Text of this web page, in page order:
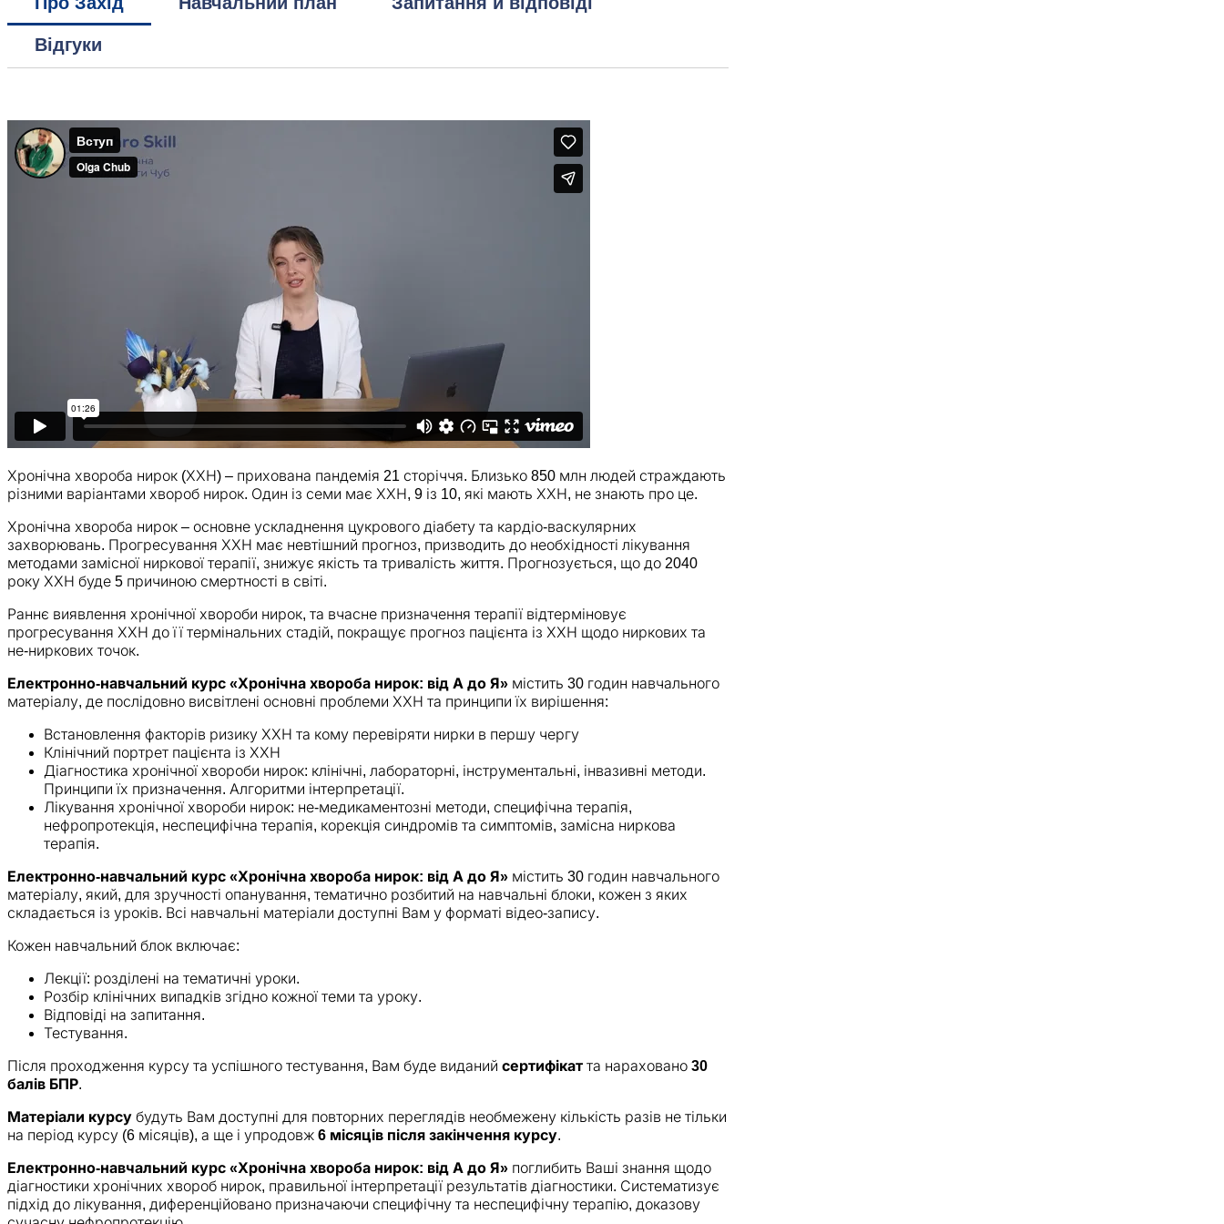
Відгуки
Хронічна хвороба нирок (ХХН) – прихована пандемія 21 сторіччя. Близько 850 млн людей страждають
різними варіантами хвороб нирок. Один із семи має ХХН, 9 із 10, які мають ХХН, не знають про це.
Хронічна хвороба нирок – основне ускладнення цукрового діабету та кардіо-васкулярних
захворювань. Прогресування ХХН має невтішний прогноз, призводить до необхідності лікування
методами замісної ниркової терапії, знижує якість та тривалість життя. Прогнозується, що до 2040
року ХХН буде 5 причиною смертності в світі.
Раннє виявлення хронічної хвороби нирок, та вчасне призначення терапії відтерміновує
прогресування ХХН до її термінальних стадій, покращує прогноз пацієнта із ХХН щодо ниркових та
не-ниркових точок.
Електронно-навчальний курс «Хронічна хвороба нирок: від А до Я» містить 30 годин навчального
матеріалу, де послідовно висвітлені основні проблеми ХХН та принципи їх вирішення:
Встановлення факторів ризику ХХН та кому перевіряти нирки в першу чергу
Клінічний портрет пацієнта із ХХН
Діагностика хронічної хвороби нирок: клінічні, лабораторні, інструментальні, інвазивні методи.
Принципи їх призначення. Алгоритми інтерпретації.
Лікування хронічної хвороби нирок: не-медикаментозні методи, специфічна терапія,
нефропротекція, неспецифічна терапія, корекція синдромів та симптомів, замісна ниркова
терапія.
Електронно-навчальний курс «Хронічна хвороба нирок: від А до Я» містить 30 годин навчального
матеріалу, який, для зручності опанування, тематично розбитий на навчальні блоки, кожен з яких
складається із уроків. Всі навчальні матеріали доступні Вам у форматі відео-запису.
Кожен навчальний блок включає:
Лекції: розділені на тематичні уроки.
Розбір клінічних випадків згідно кожної теми та уроку.
Відповіді на запитання.
Тестування.
Після проходження курсу та успішного тестування, Вам буде виданий сертифікат та нараховано 30
балів БПР.
Матеріали курсу будуть Вам доступні для повторних переглядів необмежену кількість разів не тільки
на період курсу (6 місяців), а ще і упродовж 6 місяців після закінчення курсу.
Електронно-навчальний курс «Хронічна хвороба нирок: від А до Я» поглибить Ваші знання щодо
діагностики хронічних хвороб нирок, правильної інтерпретації результатів діагностики. Систематизує
підхід до лікування, диференційовано призначаючи специфічну та неспецифічну терапію, доказову